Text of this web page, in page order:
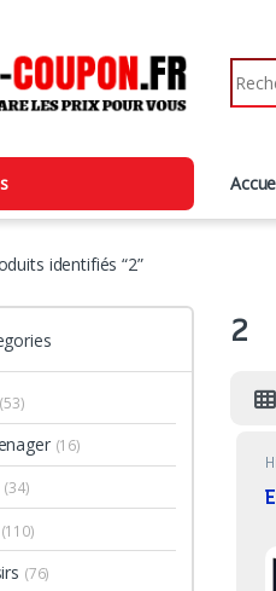
identifiés “2”
2
(53)
(16)
(34)
(110)
(76)